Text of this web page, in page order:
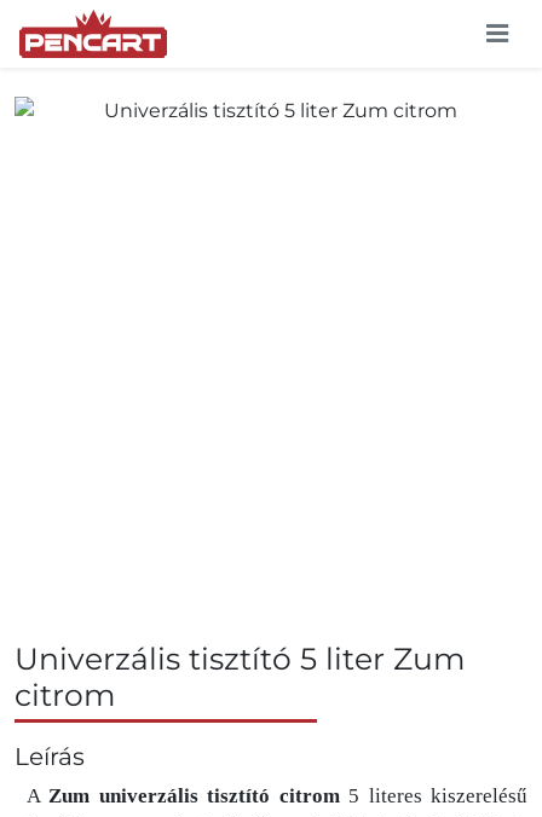
Univerzális tisztító 5 liter Zum
citrom
Leírás
AZum univerzális tisztító citrom5 literes kiszerelésű